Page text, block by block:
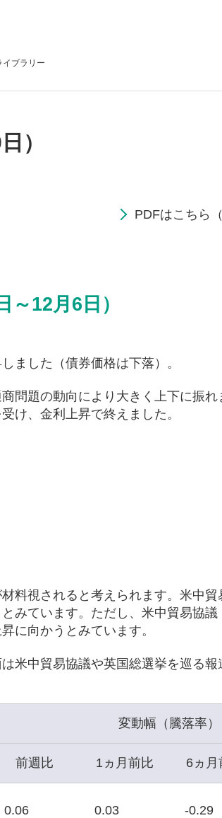
イブラリー
）
PDFはこちら
12月6日）
ました（債券価格は下落）。
問題の動向により大きく上下に振
け、金利上昇で終えました。
料視されると考えられます。米中貿
みています。ただし、米中貿易協議
に向かうとみています。
米中貿易協議や英国総選挙を巡る報
変動幅（騰落率）
前週比 1ヵ月前比 6ヵ月
0.06 0.03 -0.29